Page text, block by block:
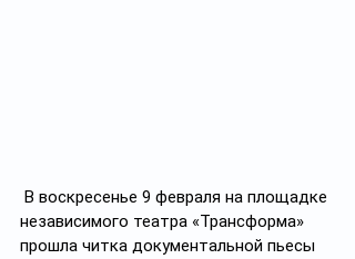
В воскресенье 9 февраля на площадке
независимого театра «Трансформа»
прошла читка документальной пьесы